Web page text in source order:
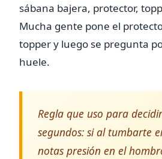
sábana bajera, protector,
Mucha gente pone el
topper y luego se pregunta
huele.
Regla que uso para
segundos: si al tumbarte
notas presión en el